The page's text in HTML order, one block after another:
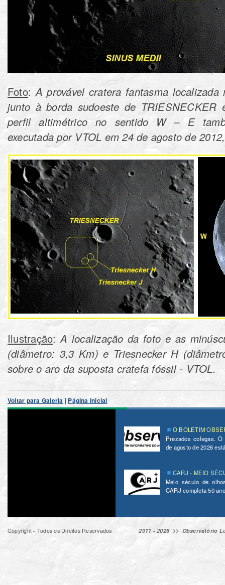
Foto:A provável cratera fantasma
junto à borda sudoeste de
perfil altimétrico no sentido W – E
Ilustração:A localização da foto e as
(diâmetro: 3,3 Km) e Triesnecker H
sobre o aro da suposta cratefa fóssil - VTOL.
Voltar para Galeria |Página Inicial
O BOLETIM
Prezados colegas.
de agosto de 2026
CARJ - MEIO
Meio século de
CARJ completa 50
Copyright - Todos os Direitos Reservados 2011 - 2026 >> Observatório